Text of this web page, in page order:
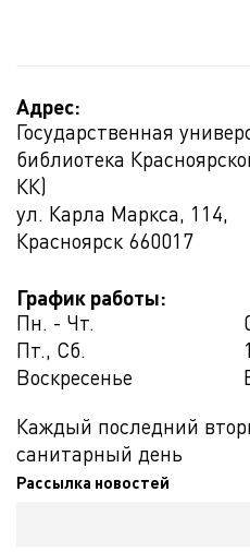
Адрес:
Государственная
библиотека
КК)
ул. Карла Маркса, 114,
Красноярск 660017
График работы:
Пн. - Чт.
Пт., Сб.
Воскресенье
Каждый последний
санитарный день
Рассылка новостей